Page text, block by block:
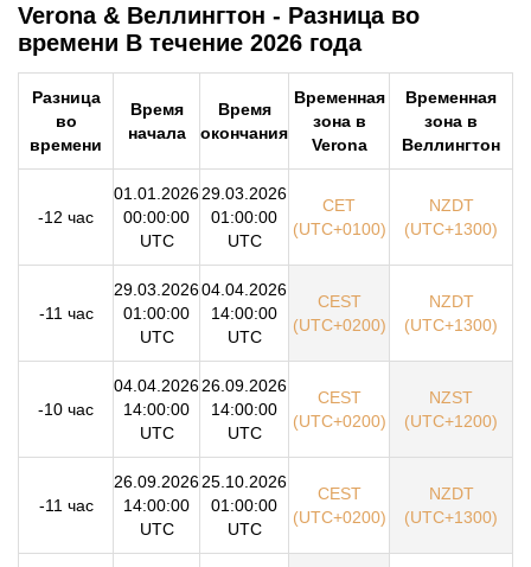
Verona & Веллингтон - Разница во
времени В течение 2026 года
Разница
во
времени
Время
начала
Время
окончания
Временная
зона в
Verona
Временная
зона в
Веллингтон
-12 час
01.01.2026
00:00:00
UTC
29.03.2026
01:00:00
UTC
CET
(UTC+0100)
NZDT
(UTC+1300)
-11 час
29.03.2026
01:00:00
UTC
04.04.2026
14:00:00
UTC
CEST
(UTC+0200)
NZDT
(UTC+1300)
-10 час
04.04.2026
14:00:00
UTC
26.09.2026
14:00:00
UTC
CEST
(UTC+0200)
NZST
(UTC+1200)
-11 час
26.09.2026
14:00:00
UTC
25.10.2026
01:00:00
UTC
CEST
(UTC+0200)
NZDT
(UTC+1300)